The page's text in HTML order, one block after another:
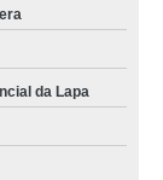
da Lapa